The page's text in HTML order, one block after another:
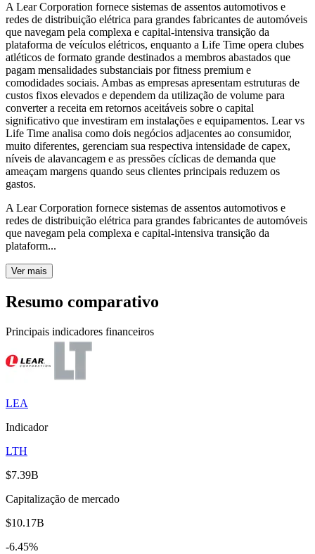
A Lear Corporation fornece sistemas de assentos automotivos e
redes de distribuição elétrica para grandes fabricantes de automóveis
que navegam pela complexa e capital-intensiva transição da
plataforma de veículos elétricos, enquanto a Life Time opera clubes
atléticos de formato grande destinados a membros abastados que
pagam mensalidades substanciais por fitness premium e
comodidades sociais. Ambas as empresas apresentam estruturas de
custos fixos elevados e dependem da utilização de volume para
converter a receita em retornos aceitáveis sobre o capital
significativo que investiram em instalações e equipamentos. Lear vs
Life Time analisa como dois negócios adjacentes ao consumidor,
muito diferentes, gerenciam sua respectiva intensidade de capex,
níveis de alavancagem e as pressões cíclicas de demanda que
ameaçam margens quando seus clientes principais reduzem os
gastos.
A Lear Corporation fornece sistemas de assentos automotivos e
redes de distribuição elétrica para grandes fabricantes de automóveis
que navegam pela complexa e capital-intensiva transição da
plataform...
Ver mais
Resumo comparativo
Principais indicadores financeiros
LEA
Indicador
LTH
$7.39B
Capitalização de mercado
$10.17B
-6.45%